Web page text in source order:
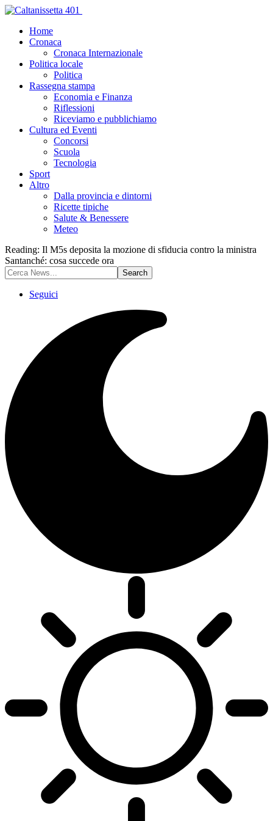
Home
Cronaca
Cronaca Internazionale
Politica locale
Politica
Rassegna stampa
Economia e Finanza
Riflessioni
Riceviamo e pubblichiamo
Cultura ed Eventi
Concorsi
Scuola
Tecnologia
Sport
Altro
Dalla provincia e dintorni
Ricette tipiche
Salute & Benessere
Meteo
Reading: Il M5s deposita la mozione di sfiducia contro la ministra
Santanché: cosa succede ora
Seguici